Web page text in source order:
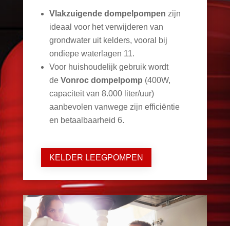
Vlakzuigende dompelpompen zijn
ideaal voor het verwijderen van
grondwater uit kelders, vooral bij
ondiepe waterlagen 11.
Voor huishoudelijk gebruik wordt
de Vonroc dompelpomp (400W,
capaciteit van 8.000 liter/uur)
aanbevolen vanwege zijn efficiëntie
en betaalbaarheid 6.
KELDER LEEGPOMPEN